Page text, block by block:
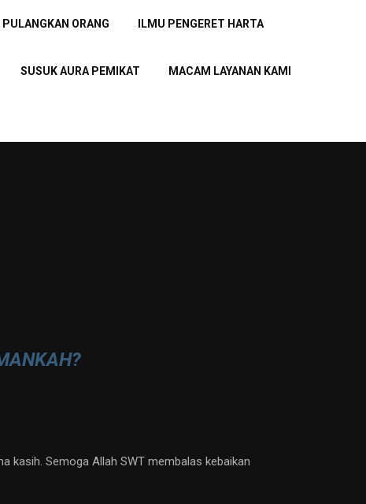
PULANGKAN ORANG ILMU PENGERET HARTA
SUSUK AURA PEMIKAT MACAM LAYANAN KAMI
kasih. Semoga Allah SWT membalas kebaikan